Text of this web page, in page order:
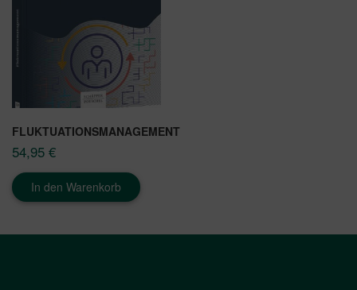
FLUKTUATIONSMANAGEMENT
54,95 €
In den Warenkorb